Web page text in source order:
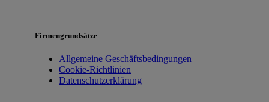
Firmengrundsätze
Allgemeine Geschäftsbedingungen
Cookie-Richtlinien
Datenschutzerklärung